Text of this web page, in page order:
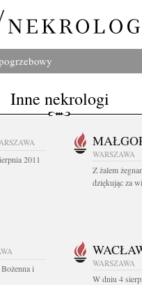
Inne nekrologi
2011
WARSZAWA
Z żalem
dziękując za
i
WARSZAWA
W dniu 4